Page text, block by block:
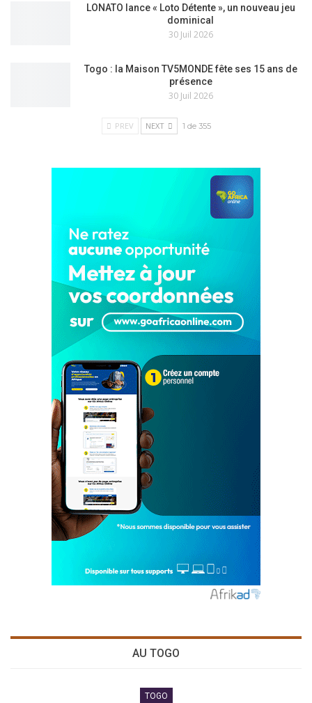
LONATO lance « Loto Détente », un nouveau jeu
dominical
30 Juil 2026
Togo : la Maison TV5MONDE fête ses 15 ans de
présence
30 Juil 2026
PREV NEXT 1 de 355
AU TOGO
TOGO